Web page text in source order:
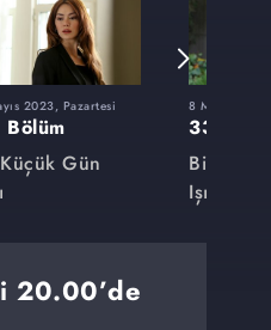
2023, Pazartesi
Gün
8 Mayıs
33. Bölüm
Bir
Işığı
20.00’de